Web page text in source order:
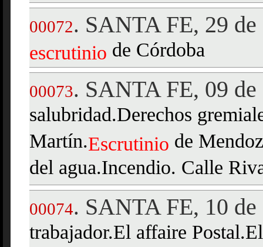
00072. SANTA FE, 29
escrutinio de Córdoba
00073. SANTA FE, 09 de
salubridad.Derechos
Martín.Escrutinio de
del agua.Incendio. Calle
00074. SANTA FE, 10 de
trabajador.El affaire